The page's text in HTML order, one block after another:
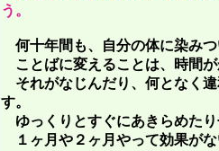
う。
何十年間も、自分の体に染み
ことばに変えることは、時間
それがなじんだり、何となく
す。
ゆっくりとすぐにあきらめた
１ヶ月や２ヶ月やって効果が